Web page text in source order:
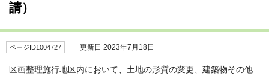
請）
ページID1004727 更新日 2023年7月18日
区画整理施行地区内において、土地の形質の変更、建築物その他